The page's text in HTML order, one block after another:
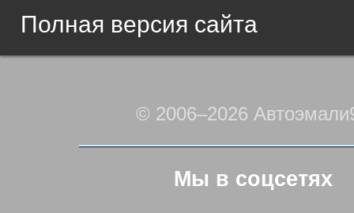
Полная версия сайта
© 2006–2026
Мы в соцсетях